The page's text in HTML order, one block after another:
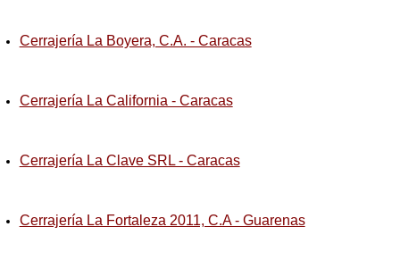
Cerrajería La Boyera, C.A. - Caracas
Cerrajería La California - Caracas
Cerrajería La Clave SRL - Caracas
Cerrajería La Fortaleza 2011, C.A - Guarenas